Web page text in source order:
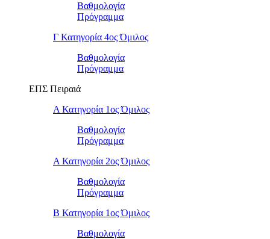
Βαθμολογία
Πρόγραμμα
Γ Κατηγορία 4ος Όμιλος
Βαθμολογία
Πρόγραμμα
ΕΠΣ Πειραιά
Α Κατηγορία 1ος Όμιλος
Βαθμολογία
Πρόγραμμα
Α Κατηγορία 2ος Όμιλος
Βαθμολογία
Πρόγραμμα
Β Κατηγορία 1ος Όμιλος
Βαθμολογία